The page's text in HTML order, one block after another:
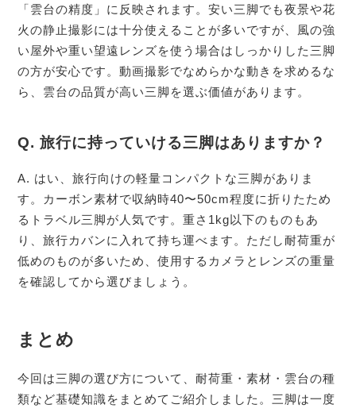
「雲台の精度」に反映されます。安い三脚でも夜景や花
火の静止撮影には十分使えることが多いですが、風の強
い屋外や重い望遠レンズを使う場合はしっかりした三脚
の方が安心です。動画撮影でなめらかな動きを求めるな
ら、雲台の品質が高い三脚を選ぶ価値があります。
Q. 旅行に持っていける三脚はありますか？
A. はい、旅行向けの軽量コンパクトな三脚がありま
す。カーボン素材で収納時40〜50cm程度に折りたため
るトラベル三脚が人気です。重さ1kg以下のものもあ
り、旅行カバンに入れて持ち運べます。ただし耐荷重が
低めのものが多いため、使用するカメラとレンズの重量
を確認してから選びましょう。
まとめ
今回は三脚の選び方について、耐荷重・素材・雲台の種
類など基礎知識をまとめてご紹介しました。三脚は一度